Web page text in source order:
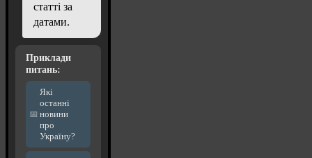
статті за
датами.
Приклади
питань:
Які
останні
новини
про
Україну?